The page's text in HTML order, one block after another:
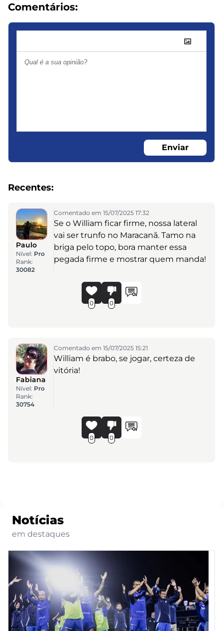
Comentários:
Enviar
Recentes:
Paulo
Nível: Pro
Rank:
30082
Comentado em 15/07/2025 17:32
Se o William ficar firme, nossa lateral
vai ser trunfo no Maracanã. Tamo na
briga pelo topo, bora manter essa
pegada firme e mostrar quem manda!
0 0
Fabiana
Nível: Pro
Rank:
30754
Comentado em 15/07/2025 15:21
William é brabo, se jogar, certeza de
vitória!
0 0
Notícias
em destaques